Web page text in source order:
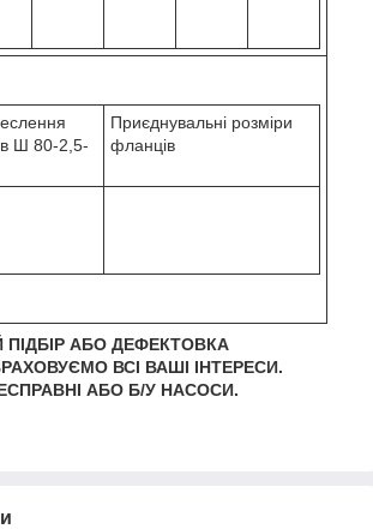
Ш 80-2,5-
Приєднувальні розміри
фланців
АБО ДЕФЕКТОВКА
ВСІ ВАШІ ІНТЕРЕСИ.
АБО Б/У НАСОСИ.